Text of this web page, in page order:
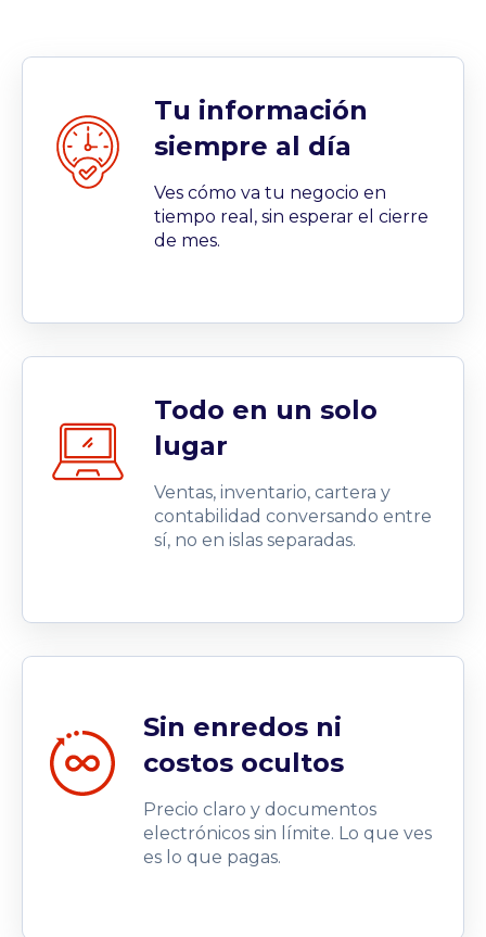
Tu información
siempre al día
Ves cómo va tu negocio en
tiempo real, sin esperar el cierre
de mes.
Todo en un solo
lugar
Ventas, inventario, cartera y
contabilidad conversando entre
sí, no en islas separadas.
Sin enredos ni
costos ocultos
Precio claro y documentos
electrónicos sin límite. Lo que ves
es lo que pagas.